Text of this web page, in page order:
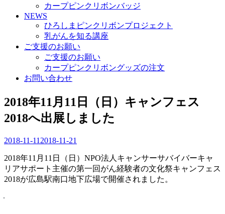
カープピンクリボンバッジ
NEWS
ひろしまピンクリボンプロジェクト
乳がんを知る講座
ご支援のお願い
ご支援のお願い
カープピンクリボングッズの注文
お問い合わせ
2018年11月11日（日）キャンフェス
2018へ出展しました
2018-11-11 2018-11-21
2018年11月11日（日）NPO法人キャンサーサバイバーキャ
リアサポート主催の第一回がん経験者の文化祭キャンフェス
2018が広島駅南口地下広場で開催されました。